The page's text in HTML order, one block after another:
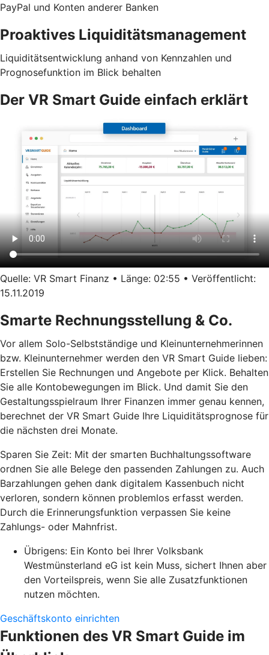
PayPal und Konten anderer Banken
Proaktives Liquiditätsmanagement
Liquiditätsentwicklung anhand von Kennzahlen und
Prognosefunktion im Blick behalten
Der VR Smart Guide einfach erklärt
Quelle: VR Smart Finanz • Länge: 02:55 • Veröffentlicht:
15.11.2019
Smarte Rechnungsstellung & Co.
Vor allem Solo-Selbstständige und Kleinunternehmerinnen
bzw. Kleinunternehmer werden den VR Smart Guide lieben:
Erstellen Sie Rechnungen und Angebote per Klick. Behalten
Sie alle Kontobewegungen im Blick. Und damit Sie den
Gestaltungsspielraum Ihrer Finanzen immer genau kennen,
berechnet der VR Smart Guide Ihre Liquiditätsprognose für
die nächsten drei Monate.
Sparen Sie Zeit: Mit der smarten Buchhaltungssoftware
ordnen Sie alle Belege den passenden Zahlungen zu. Auch
Barzahlungen gehen dank digitalem Kassenbuch nicht
verloren, sondern können problemlos erfasst werden.
Durch die Erinnerungsfunktion verpassen Sie keine
Zahlungs- oder Mahnfrist.
Übrigens: Ein Konto bei Ihrer Volksbank
Westmünsterland eG ist kein Muss, sichert Ihnen aber
den Vorteilspreis, wenn Sie alle Zusatzfunktionen
nutzen möchten.
Geschäftskonto einrichten
Funktionen des VR Smart Guide im